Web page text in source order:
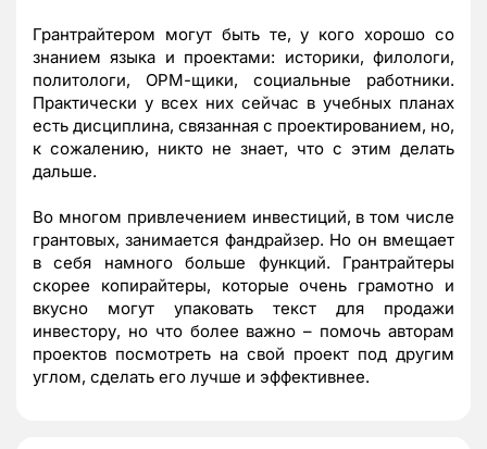
Грантрайтером могут быть те, у кого хорошо со
знанием языка и проектами: историки, филологи,
политологи, ОРМ-щики, социальные работники.
Практически у всех них сейчас в учебных планах
есть дисциплина, связанная с проектированием, но,
к сожалению, никто не знает, что с этим делать
дальше.
Во многом привлечением инвестиций, в том числе
грантовых, занимается фандрайзер. Но он вмещает
в себя намного больше функций. Грантрайтеры
скорее копирайтеры, которые очень грамотно и
вкусно могут упаковать текст для продажи
инвестору, но что более важно – помочь авторам
проектов посмотреть на свой проект под другим
углом, сделать его лучше и эффективнее.